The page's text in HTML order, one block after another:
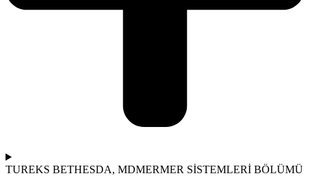
TUREKS BETHESDA, MDMERMER SİSTEMLERİ BÖLÜMÜ